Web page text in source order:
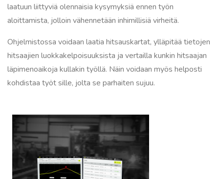
laatuun liittyviä olennaisia kysymyksiä ennen työn
aloittamista, jolloin vähennetään inhimillisiä virheitä.
Ohjelmistossa voidaan laatia hitsauskartat, ylläpitää tietojen
hitsaajien luokkakelpoisuuksista ja vertailla kunkin hitsaajan
läpimenoaikoja kullakin työllä. Näin voidaan myös helposti
kohdistaa työt sille, jolta se parhaiten sujuu.